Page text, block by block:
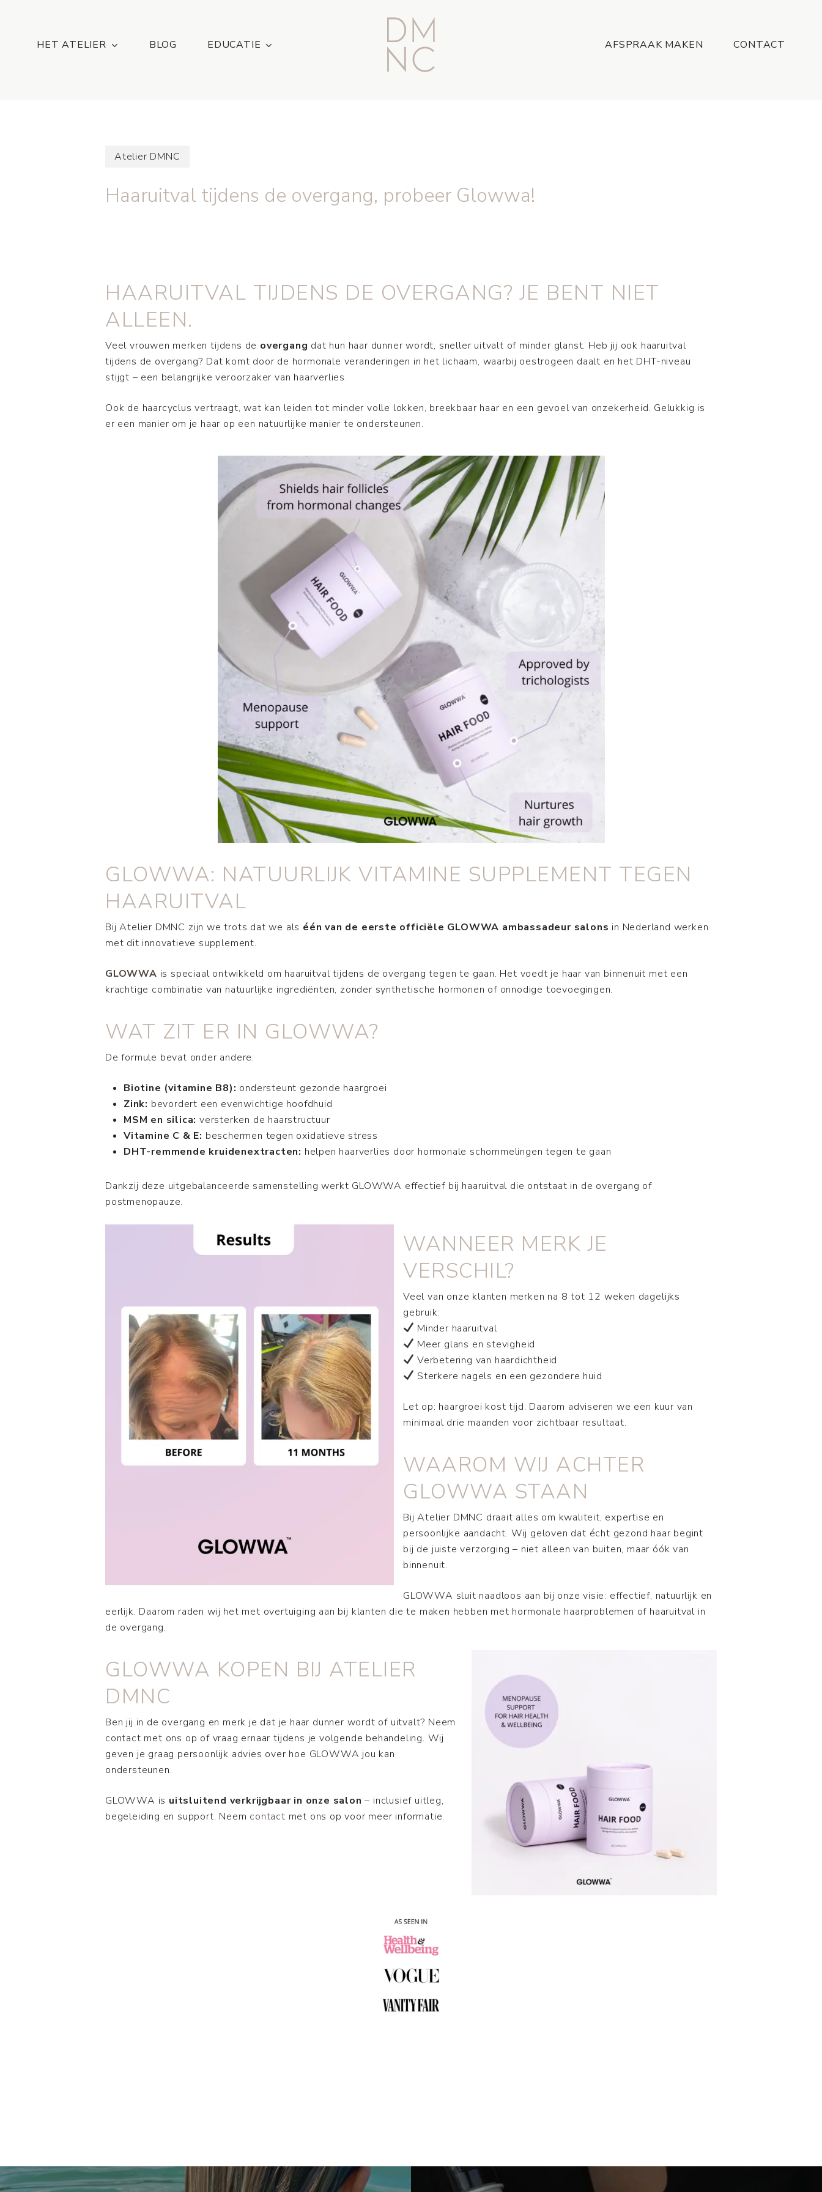
HET ATELIER BLOG EDUCATIE AFSPRAAK MAKEN CONTACT
Atelier DMNC
Haaruitval tijdens de overgang, probeer Glowwa!
HAARUITVAL TIJDENS DE OVERGANG? JE BENT NIET
ALLEEN.
Veel vrouwen merken tijdens de overgang dat hun haar dunner wordt, sneller uitvalt of minder glanst. Heb jij ook haaruitval
tijdens de overgang? Dat komt door de hormonale veranderingen in het lichaam, waarbij oestrogeen daalt en het DHT-niveau
stijgt – een belangrijke veroorzaker van haarverlies.
Ook de haarcyclus vertraagt, wat kan leiden tot minder volle lokken, breekbaar haar en een gevoel van onzekerheid. Gelukkig is
er een manier om je haar op een natuurlijke manier te ondersteunen.
GLOWWA: NATUURLIJK VITAMINE SUPPLEMENT TEGEN
HAARUITVAL
Bij Atelier DMNC zijn we trots dat we als één van de eerste officiële GLOWWA ambassadeur salons in Nederland werken
met dit innovatieve supplement.
GLOWWA is speciaal ontwikkeld om haaruitval tijdens de overgang tegen te gaan. Het voedt je haar van binnenuit met een
krachtige combinatie van natuurlijke ingrediënten, zonder synthetische hormonen of onnodige toevoegingen.
WAT ZIT ER IN GLOWWA?
De formule bevat onder andere:
Biotine (vitamine B8): ondersteunt gezonde haargroei
Zink: bevordert een evenwichtige hoofdhuid
MSM en silica: versterken de haarstructuur
Vitamine C & E: beschermen tegen oxidatieve stress
DHT-remmende kruidenextracten: helpen haarverlies door hormonale schommelingen tegen te gaan
Dankzij deze uitgebalanceerde samenstelling werkt GLOWWA effectief bij haaruitval die ontstaat in de overgang of
postmenopauze.
WANNEER MERK JE
VERSCHIL?
Veel van onze klanten merken na 8 tot 12 weken dagelijks
gebruik:
Minder haaruitval
Meer glans en stevigheid
Verbetering van haardichtheid
Sterkere nagels en een gezondere huid
Let op: haargroei kost tijd. Daarom adviseren we een kuur van
minimaal drie maanden voor zichtbaar resultaat.
WAAROM WIJ ACHTER
GLOWWA STAAN
Bij Atelier DMNC draait alles om kwaliteit, expertise en
persoonlijke aandacht. Wij geloven dat écht gezond haar begint
bij de juiste verzorging – niet alleen van buiten, maar óók van
binnenuit.
GLOWWA sluit naadloos aan bij onze visie: effectief, natuurlijk en
eerlijk. Daarom raden wij het met overtuiging aan bij klanten die te maken hebben met hormonale haarproblemen of haaruitval in
de overgang.
GLOWWA KOPEN BIJ ATELIER
DMNC
Ben jij in de overgang en merk je dat je haar dunner wordt of uitvalt? Neem
contact met ons op of vraag ernaar tijdens je volgende behandeling. Wij
geven je graag persoonlijk advies over hoe GLOWWA jou kan
ondersteunen.
GLOWWA is uitsluitend verkrijgbaar in onze salon – inclusief uitleg,
begeleiding en support. Neem contact met ons op voor meer informatie.